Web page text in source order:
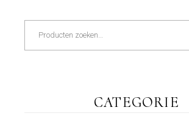
Zoeken
CATEGORIE